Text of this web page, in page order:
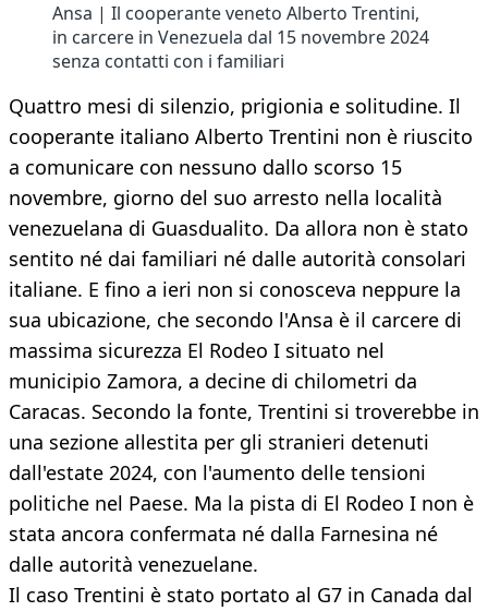
Ansa | Il cooperante veneto Alberto Trentini,
in carcere in Venezuela dal 15 novembre 2024
senza contatti con i familiari
Quattro mesi di silenzio, prigionia e solitudine. Il
cooperante italiano Alberto Trentini non è riuscito
a comunicare con nessuno dallo scorso 15
novembre, giorno del suo arresto nella località
venezuelana di Guasdualito. Da allora non è stato
sentito né dai familiari né dalle autorità consolari
italiane. E fino a ieri non si conosceva neppure la
sua ubicazione, che secondo l'Ansa è il carcere di
massima sicurezza El Rodeo I situato nel
municipio Zamora, a decine di chilometri da
Caracas. Secondo la fonte, Trentini si troverebbe in
una sezione allestita per gli stranieri detenuti
dall'estate 2024, con l'aumento delle tensioni
politiche nel Paese. Ma la pista di El Rodeo I non è
stata ancora confermata né dalla Farnesina né
dalle autorità venezuelane.
Il caso Trentini è stato portato al G7 in Canada dal